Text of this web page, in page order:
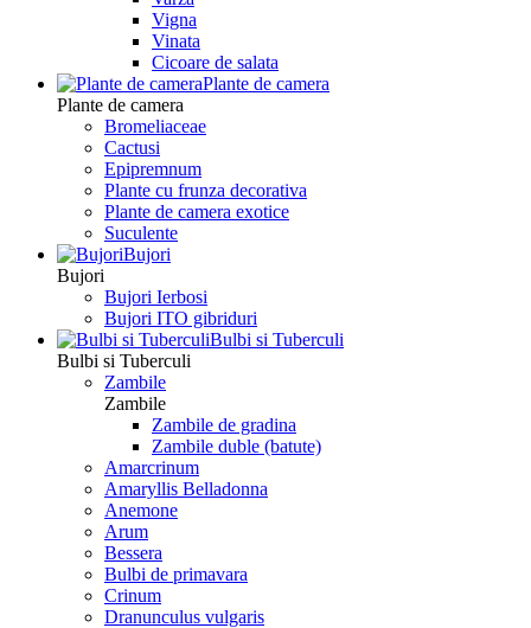
Vigna
Vinata
Сicoare de salata
Plante de camera
Plante de camera
Bromeliaceae
Cactusi
Epipremnum
Plante cu frunza decorativa
Plante de camera exotice
Suculente
Bujori
Bujori
Bujori Ierbosi
Bujori ITO gibriduri
Bulbi si Tuberculi
Bulbi si Tuberculi
Zambile
Zambile
Zambile de gradina
Zambile duble (batute)
Amarcrinum
Amaryllis Belladonna
Anemone
Arum
Bessera
Bulbi de primavara
Crinum
Dranunculus vulgaris